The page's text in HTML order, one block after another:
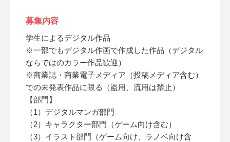
募集内容
学生によるデジタル作品
※一部でもデジタル作画で作成した作品（デジタル
ならではのカラー作品歓迎）
※商業誌・商業電子メディア（投稿メディア含む）
での未発表作品に限る（盗用、流用は禁止）
【部門】
（1）デジタルマンガ部門
（2）キャラクター部門（ゲーム向け含む）
（3）イラスト部門（ゲーム向け、ラノベ向け含